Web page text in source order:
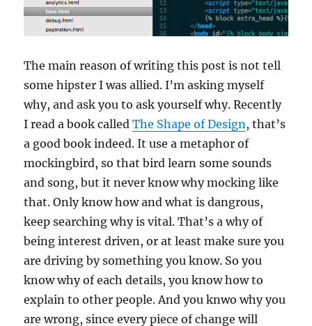
The main reason of writing this post is not tell
some hipster I was allied. I’m asking myself
why, and ask you to ask yourself why. Recently
I read a book calledThe Shape of Design , that’s
a good book indeed. It use a metaphor of
mockingbird, so that bird learn some sounds
and song, but it never know why mocking like
that. Only know how and what is dangrous,
keep searching why is vital. That’s a why of
being interest driven, or at least make sure you
are driving by something you know. So you
know why of each details, you know how to
explain to other people. And you knwo why you
are wrong, since every piece of change will